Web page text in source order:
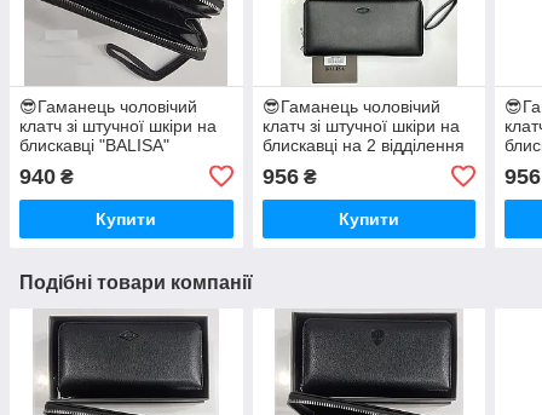
😎Гаманець чоловічий
клатч зі штучної шкіри на
блискавці "BALISA"
940 ₴
Купити
😎Гаманець чоловічий
клатч зі штучної шкіри на
блискавці на 2 відділення
956₴
Купити
956
Подібні товари компанії